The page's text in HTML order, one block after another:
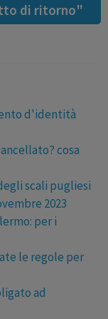
di ritorno"
d'identità
cosa
scali pugliesi
2023
per i
le regole per
ad